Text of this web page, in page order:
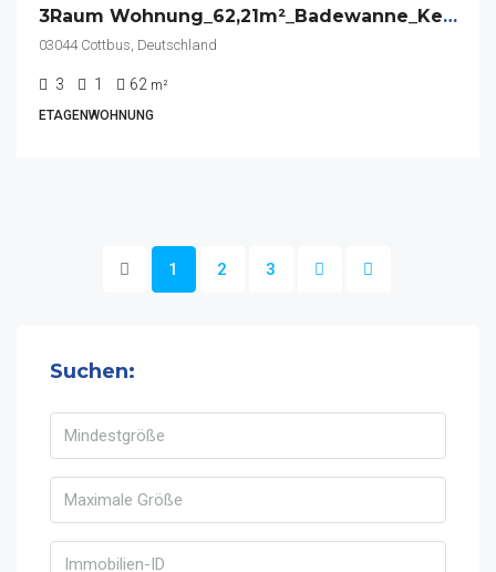
3Raum Wohnung_62,21m²_Badewanne_Keller_Balkon
03044 Cottbus, Deutschland
3 1 62 m²
ETAGENWOHNUNG
1 2 3
Suchen: